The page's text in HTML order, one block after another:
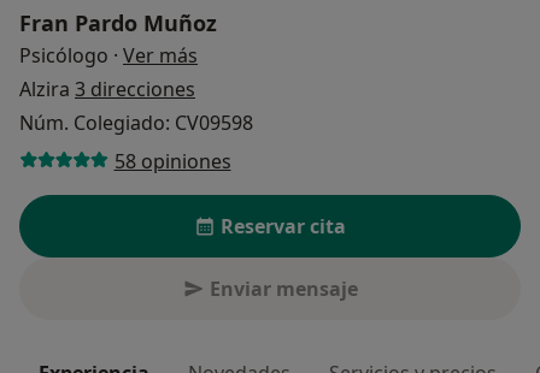
Fran Pardo Muñoz
Psicólogo · Ver más
Alzira 3 direcciones
Núm. Colegiado: CV09598
58 opiniones
Reservar cita
Enviar mensaje